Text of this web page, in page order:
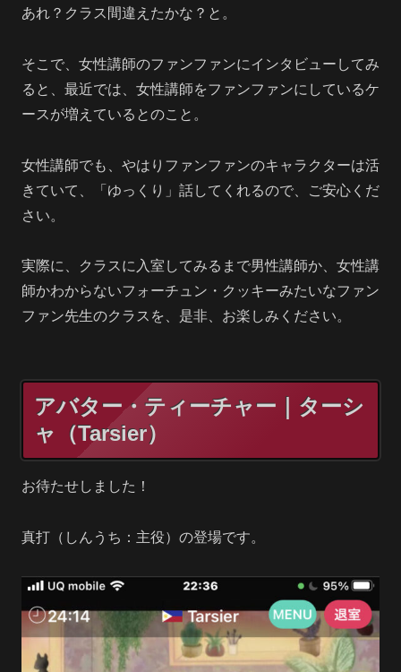
あれ？クラス間違えたかな？と。
そこで、女性講師のファンファンにインタビューしてみ
ると、最近では、女性講師をファンファンにしているケ
ースが増えているとのこと。
女性講師でも、やはりファンファンのキャラクターは活
きていて、「ゆっくり」話してくれるので、ご安心くだ
さい。
実際に、クラスに入室してみるまで男性講師か、女性講
師かわからないフォーチュン・クッキーみたいなファン
ファン先生のクラスを、是非、お楽しみください。
アバター・ティーチャー｜ターシ
ャ（Tarsier）
お待たせしました！
真打（しんうち：主役）の登場です。